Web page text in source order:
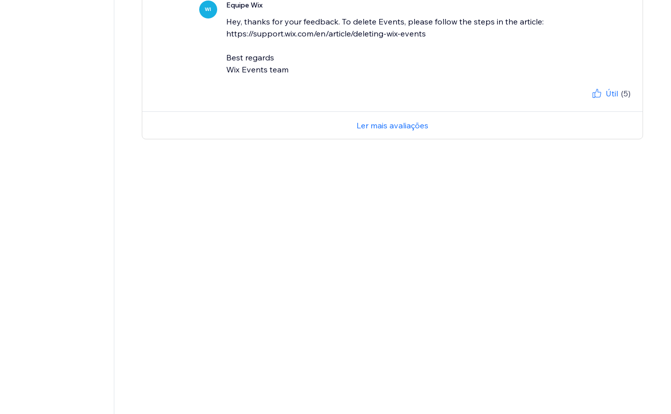
WI Equipe Wix
Hey, thanks for your feedback. To delete Events, please follow the steps in the article:
https://support.wix.com/en/article/deleting-wix-events
Best regards
Wix Events team
Útil (5)
Ler mais avaliações